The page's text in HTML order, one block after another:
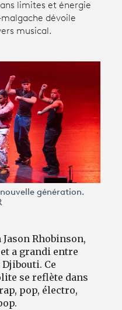
limites et énergie
dévoile
musical.
nouvelle génération.
Rhobinson,
et a grandi entre
Ce
se reflète dans
pop, électro,